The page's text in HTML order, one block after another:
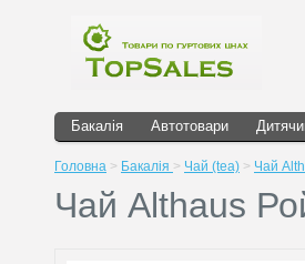
Бакалія Автотовари
Головна > Бакалія > Чай (tea) > Чай
Чай Althaus